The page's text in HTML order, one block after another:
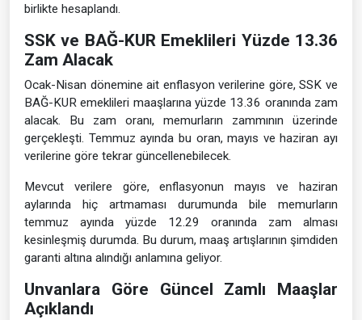
birlikte hesaplandı.
SSK ve BAĞ-KUR Emeklileri Yüzde 13.36
Zam Alacak
Ocak-Nisan dönemine ait enflasyon verilerine göre, SSK ve
BAĞ-KUR emeklileri maaşlarına yüzde 13.36 oranında zam
alacak. Bu zam oranı, memurların zammının üzerinde
gerçekleşti. Temmuz ayında bu oran, mayıs ve haziran ayı
verilerine göre tekrar güncellenebilecek.
Mevcut verilere göre, enflasyonun mayıs ve haziran
aylarında hiç artmaması durumunda bile memurların
temmuz ayında yüzde 12.29 oranında zam alması
kesinleşmiş durumda. Bu durum, maaş artışlarının şimdiden
garanti altına alındığı anlamına geliyor.
Unvanlara Göre Güncel Zamlı Maaşlar
Açıklandı